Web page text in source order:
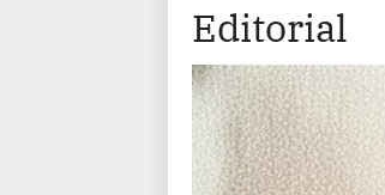
Editorial